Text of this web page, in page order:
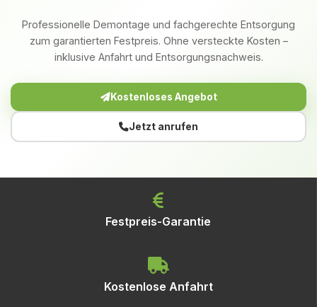
Professionelle Demontage und fachgerechte Entsorgung
zum garantierten Festpreis. Ohne versteckte Kosten –
inklusive Anfahrt und Entsorgungsnachweis.
Kostenloses Angebot
Jetzt anrufen
Festpreis-Garantie
Kostenlose Anfahrt